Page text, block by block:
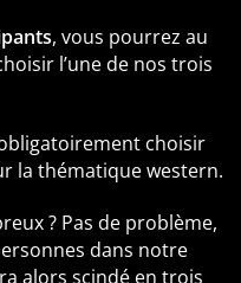
, vous pourrez au
l’une de nos trois
choisir
la thématique western.
? Pas de problème,
dans notre
alors scindé en trois